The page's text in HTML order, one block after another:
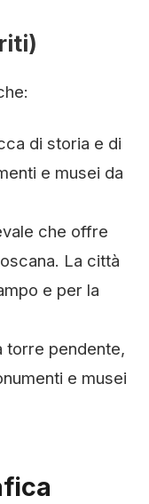
di storia e di
e musei da
che offre
La città
e per la
torre pendente,
e musei